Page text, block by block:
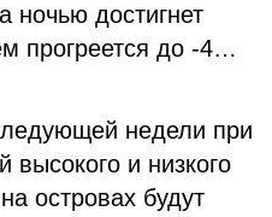
ночью достигнет
прогреется до -4…
недели при
высокого и низкого
островах будут